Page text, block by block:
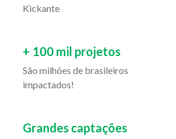
Kickante
+ 100 mil projetos
São milhões de brasileiros
impactados!
Grandes captações